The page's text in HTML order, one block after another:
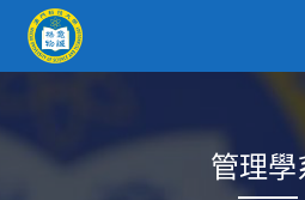
管理學